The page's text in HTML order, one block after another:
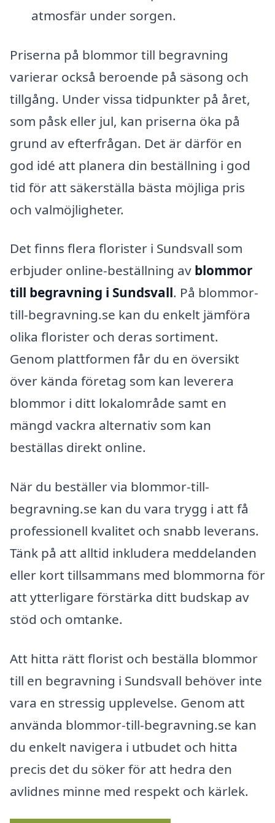
atmosfär under sorgen.
Priserna på blommor till begravning
varierar också beroende på säsong och
tillgång. Under vissa tidpunkter på året,
som påsk eller jul, kan priserna öka på
grund av efterfrågan. Det är därför en
god idé att planera din beställning i god
tid för att säkerställa bästa möjliga pris
och valmöjligheter.
Det finns flera florister i Sundsvall som
erbjuder online-beställning av blommor
till begravning i Sundsvall. På blommor-
till-begravning.se kan du enkelt jämföra
olika florister och deras sortiment.
Genom plattformen får du en översikt
över kända företag som kan leverera
blommor i ditt lokalområde samt en
mängd vackra alternativ som kan
beställas direkt online.
När du beställer via blommor-till-
begravning.se kan du vara trygg i att få
professionell kvalitet och snabb leverans.
Tänk på att alltid inkludera meddelanden
eller kort tillsammans med blommorna för
att ytterligare förstärka ditt budskap av
stöd och omtanke.
Att hitta rätt florist och beställa blommor
till en begravning i Sundsvall behöver inte
vara en stressig upplevelse. Genom att
använda blommor-till-begravning.se kan
du enkelt navigera i utbudet och hitta
precis det du söker för att hedra den
avlidnes minne med respekt och kärlek.